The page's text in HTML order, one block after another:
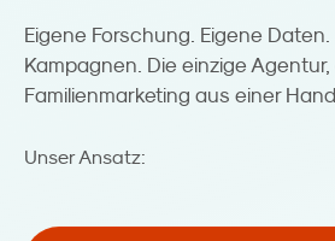
Eigene Forschung. Eigene Daten.
Kampagnen. Die einzige Agentur,
Familienmarketing aus einer
Unser Ansatz: